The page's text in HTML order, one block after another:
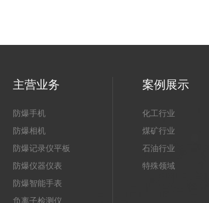
主营业务
防爆手机
防爆相机
防爆记录仪平板
防爆仪器仪表
防爆智能手表
负离子检测仪
案例展示
化工行业
煤矿行业
石油行业
特殊领域